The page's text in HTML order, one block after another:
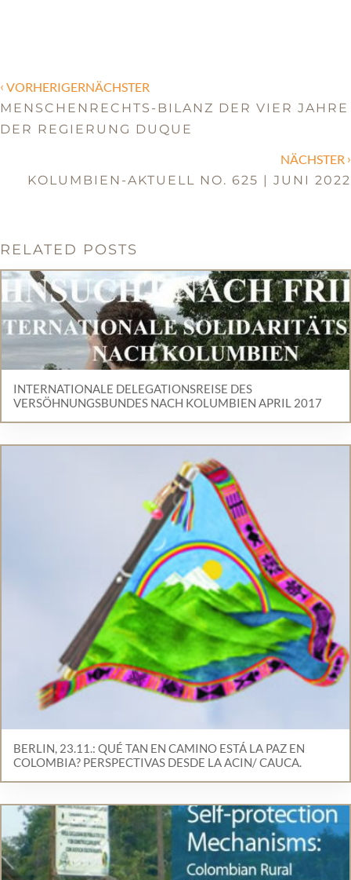
‹ VORHERIGERNÄCHSTER
MENSCHENRECHTS-BILANZ DER VIER JAHRE
DER REGIERUNG DUQUE
NÄCHSTER ›
KOLUMBIEN-AKTUELL NO. 625 | JUNI 2022
RELATED POSTS
INTERNATIONALE DELEGATIONSREISE DES
VERSÖHNUNGSBUNDES NACH KOLUMBIEN APRIL 2017
BERLIN, 23.11.: QUÉ TAN EN CAMINO ESTÁ LA PAZ EN
COLOMBIA? PERSPECTIVAS DESDE LA ACIN/ CAUCA.